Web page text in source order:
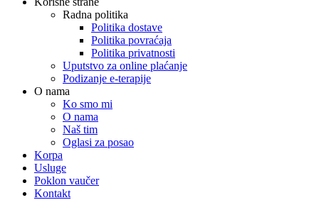
Radna politika
Politika dostave
Politika povraćaja
Politika privatnosti
Uputstvo za online plaćanje
Podizanje e-terapije
O nama
Ko smo mi
O nama
Naš tim
Oglasi za posao
Korpa
Usluge
Poklon vaučer
Kontakt